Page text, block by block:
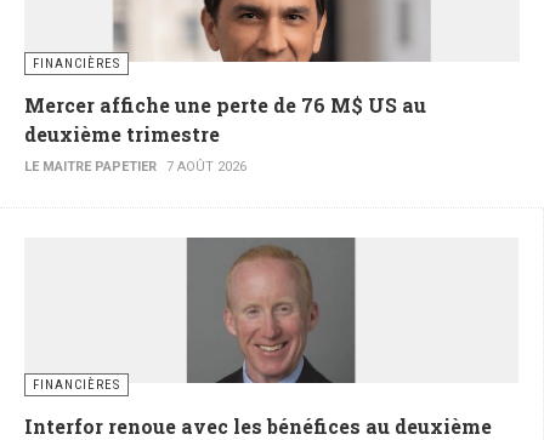
FINANCIÈRES
Mercer affiche une perte de 76 M$ US au
deuxième trimestre
LE MAITRE PAPETIER 7 AOÛT 2026
FINANCIÈRES
Interfor renoue avec les bénéfices au deuxième